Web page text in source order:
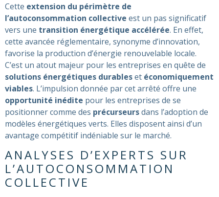
Cette extension du périmètre de
l’autoconsommation collective est un pas significatif
vers une transition énergétique accélérée. En effet,
cette avancée réglementaire, synonyme d’innovation,
favorise la production d’énergie renouvelable locale.
C’est un atout majeur pour les entreprises en quête de
solutions énergétiques durableset économiquement
viables. L’impulsion donnée par cet arrêté offre une
opportunité inédite pour les entreprises de se
positionner comme des précurseursdans l’adoption de
modèles énergétiques verts. Elles disposent ainsi d’un
avantage compétitif indéniable sur le marché.
ANALYSES D’EXPERTS SUR
L’AUTOCONSOMMATION
COLLECTIVE